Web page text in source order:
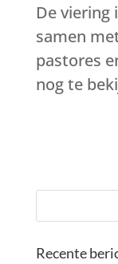
De viering
samen
pastores
nog te
Recente